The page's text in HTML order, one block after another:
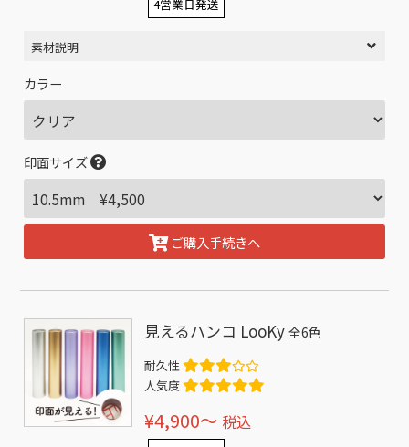
4営業日発送
素材説明
カラー
印面サイズ
ご購入手続きへ
見えるハンコ LooKy全6色
耐久性
人気度
¥4,900〜 税込